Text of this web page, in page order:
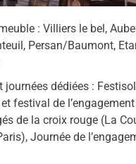
: Villiers le bel,
Persan/Baumont,
journées dédiées :
festival de
de la croix rouge (La
Journée de